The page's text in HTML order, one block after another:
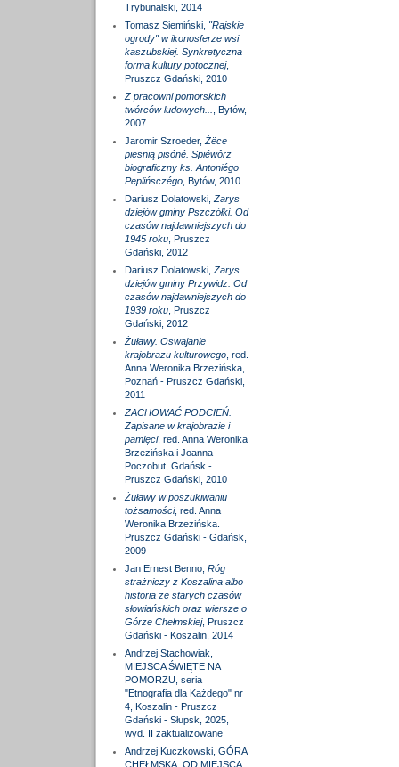
Trybunalski, 2014
Tomasz Siemiński, "Rajskie
ogrody" w ikonosferze wsi
kaszubskiej. Synkretyczna
forma kultury potocznej,
Pruszcz Gdański, 2010
Z pracowni pomorskich
twórców ludowych...
, Bytów,
2007
Jaromir Szroeder, Żëce
piesnią pisóné. Spiéwôrz
biograficzny ks. Antoniégo
Peplińsczégo, Bytów, 2010
Dariusz Dolatowski, Zarys
dziejów gminy Pszczółki. Od
czasów najdawniejszych do
1945 roku, Pruszcz
Gdański, 2012
Dariusz Dolatowski, Zarys
dziejów gminy Przywidz. Od
czasów najdawniejszych do
1939 roku, Pruszcz
Gdański, 2012
Żuławy. Oswajanie
krajobrazu kulturowego, red.
Anna Weronika Brzezińska,
Poznań - Pruszcz Gdański,
2011
ZACHOWAĆ PODCIEŃ.
Zapisane w krajobrazie i
pamięci, red. Anna Weronika
Brzezińska i Joanna
Poczobut, Gdańsk -
Pruszcz Gdański, 2010
Żuławy w poszukiwaniu
tożsamości, red. Anna
Weronika Brzezińska.
Pruszcz Gdański - Gdańsk,
2009
Jan Ernest Benno, Róg
strażniczy z Koszalina albo
historia ze starych czasów
słowiańskich oraz wiersze o
Górze Chełmskiej, Pruszcz
Gdański - Koszalin, 2014
Andrzej Stachowiak,
MIEJSCA ŚWIĘTE NA
POMORZU, seria
"Etnografia dla Każdego" nr
4, Koszalin - Pruszcz
Gdański - Słupsk, 2025,
wyd. II zaktualizowane
Andrzej Kuczkowski, GÓRA
CHEŁMSKA. OD MIEJSCA